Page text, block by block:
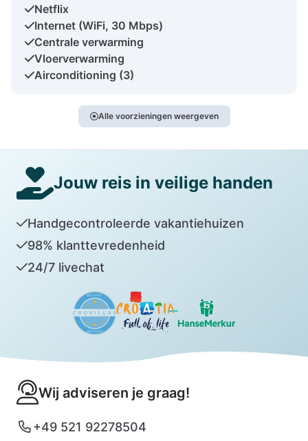
Netflix
Internet (WiFi, 30 Mbps)
Centrale verwarming
Vloerverwarming
Airconditioning (3)
Alle voorzieningen weergeven
Jouw reis in veilige handen
Handgecontroleerde vakantiehuizen
98% klanttevredenheid
24/7 livechat
Wij adviseren je graag!
+49 521 92278504